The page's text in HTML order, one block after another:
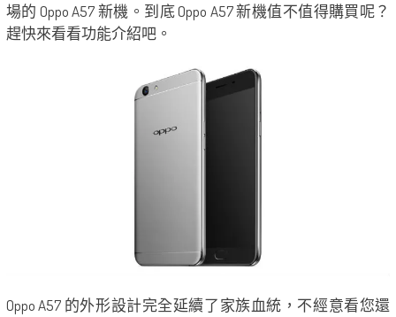
場的 Oppo A57 新機。到底 Oppo A57 新機值不值得購買呢？
趕快來看看功能介紹吧。
Oppo A57 的外形設計完全延續了家族血統，不經意看您還